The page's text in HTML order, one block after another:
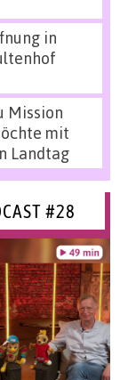
in
Mission
mit
Landtag
#28